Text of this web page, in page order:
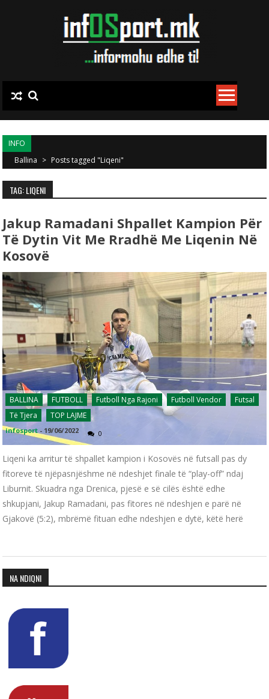
INFO
Ballina > Posts tagged "Liqeni"
TAG: LIQENI
Jakup Ramadani Shpallet Kampion Për
Të Dytin Vit Me Rradhë Me Liqenin Në
Kosovë
BALLINA FUTBOLL Futboll Nga Rajoni Futboll Vendor
Futsal
Të Tjera
TOP LAJME
infosport - 19/06/2022 0
Liqeni ka arritur të shpallet kampion i Kosovës në futsall pas dy
fitoreve të njëpasnjëshme në ndeshjet finale të “play-off” ndaj
Liburnit. Skuadra nga Drenica, pjesë e së cilës është edhe
shkupjani, Jakup Ramadani, pas fitores në ndeshjen e parë në
Gjakovë (5:2), mbrëmë fituan edhe ndeshjen e dytë, këtë herë
NA NDIQNI